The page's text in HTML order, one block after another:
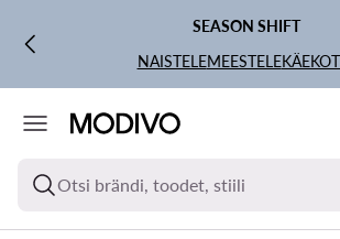
LIIGU PÕHISISU JUURDESEASON SHIFT
NAISTELEMEESTELE
Otsi brändi, toodet, stiili